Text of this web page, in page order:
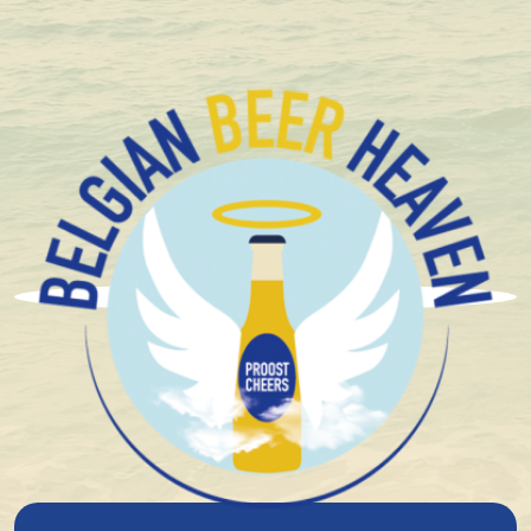
Kompakt und sicher verpackt
Brouwerij Het Nest
Im Jahr 2000 wurde ein privater Bierverkostungsclub
mit dem Namen „Orden des Zatte-Spatzen“
gegründet, dessen Logo zwei Spatzen mit einem Bier
im Nest zeigt. Als sie mehr Biere probierten, wuchs ihr
Interesse am Bier und es entstand die Idee, selbst mit
dem Brauen zu beginnen.
Im Jahr 2006 besuchten einige Mitglieder einen
Bierbraukurs und kauften eine kleine Anlage. Sie
begannen mit dem Brauen von Amateurbieren und
belegten bei einer Braumeisterschaft den dritten Platz.